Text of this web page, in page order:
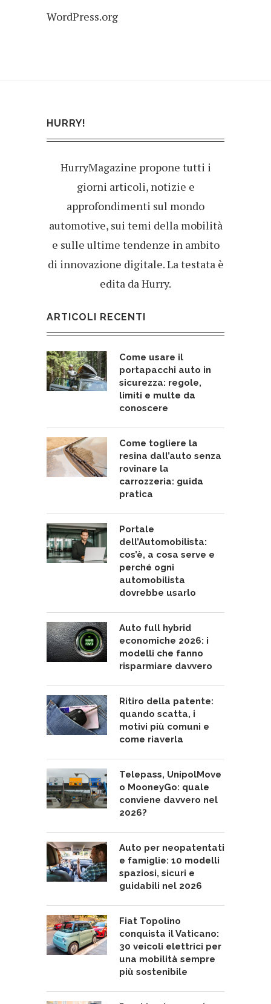
WordPress.org
HURRY!
HurryMagazine propone tutti i
giorni articoli, notizie e
approfondimenti sul mondo
automotive, sui temi della mobilità
e sulle ultime tendenze in ambito
di innovazione digitale. La testata è
edita da Hurry.
ARTICOLI RECENTI
Come usare il
portapacchi auto in
sicurezza: regole,
limiti e multe da
conoscere
Come togliere la
resina dall’auto senza
rovinare la
carrozzeria: guida
pratica
Portale
dell’Automobilista:
cos’è, a cosa serve e
perché ogni
automobilista
dovrebbe usarlo
Auto full hybrid
economiche 2026: i
modelli che fanno
risparmiare davvero
Ritiro della patente:
quando scatta, i
motivi più comuni e
come riaverla
Telepass, UnipolMove
o MooneyGo: quale
conviene davvero nel
2026?
Auto per neopatentati
e famiglie: 10 modelli
spaziosi, sicuri e
guidabili nel 2026
Fiat Topolino
conquista il Vaticano:
30 veicoli elettrici per
una mobilità sempre
più sostenibile